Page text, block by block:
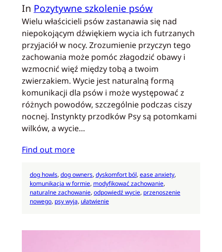
In Pozytywne szkolenie psów
Wielu właścicieli psów zastanawia się nad
niepokojącym dźwiękiem wycia ich futrzanych
przyjaciół w nocy. Zrozumienie przyczyn tego
zachowania może pomóc złagodzić obawy i
wzmocnić więź między tobą a twoim
zwierzakiem. Wycie jest naturalną formą
komunikacji dla psów i może występować z
różnych powodów, szczególnie podczas ciszy
nocnej. Instynkty przodków Psy są potomkami
wilków, a wycie…
Find out more
dog howls, dog owners, dyskomfort ból, ease anxiety
komunikacja w formie, modyfikować zachowanie
naturalne zachowanie, odpowiedź wycie, przenoszenie
nowego, psy wyją, ułatwienie